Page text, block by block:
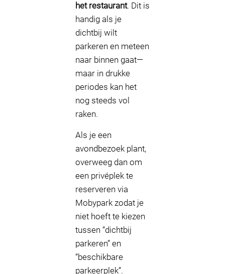
het restaurant. Dit is
handig als je
dichtbij wilt
parkeren en meteen
naar binnen gaat—
maar in drukke
periodes kan het
nog steeds vol
raken.
Als je een
avondbezoek plant,
overweeg dan om
een privéplek te
reserveren via
Mobypark zodat je
niet hoeft te kiezen
tussen “dichtbij
parkeren” en
“beschikbare
parkeerplek”.